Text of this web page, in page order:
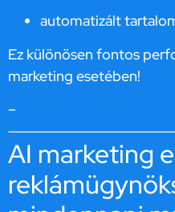
automatizált
Ez különösen fontos
marketing esetében!
–
AI marketing